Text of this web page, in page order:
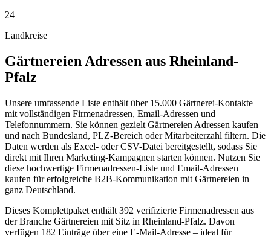
24
Landkreise
Gärtnereien Adressen aus Rheinland-
Pfalz
Unsere umfassende Liste enthält über 15.000 Gärtnerei-Kontakte
mit vollständigen Firmenadressen, Email-Adressen und
Telefonnummern. Sie können gezielt Gärtnereien Adressen kaufen
und nach Bundesland, PLZ-Bereich oder Mitarbeiterzahl filtern. Die
Daten werden als Excel- oder CSV-Datei bereitgestellt, sodass Sie
direkt mit Ihren Marketing-Kampagnen starten können. Nutzen Sie
diese hochwertige Firmenadressen-Liste und Email-Adressen
kaufen für erfolgreiche B2B-Kommunikation mit Gärtnereien in
ganz Deutschland.
Dieses Komplettpaket enthält 392 verifizierte Firmenadressen aus
der Branche Gärtnereien mit Sitz in Rheinland-Pfalz. Davon
verfügen 182 Einträge über eine E-Mail-Adresse – ideal für